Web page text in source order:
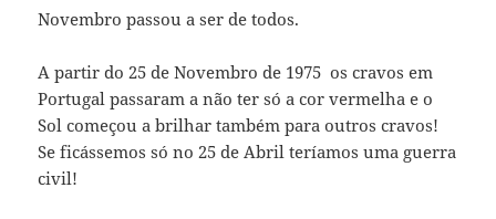
Novembro passou a ser de todos.
A partir do 25 de Novembro de 1975 os cravos em
Portugal passaram a não ter só a cor vermelha e o
Sol começou a brilhar também para outros cravos!
Se ficássemos só no 25 de Abril teríamos uma guerra
civil!